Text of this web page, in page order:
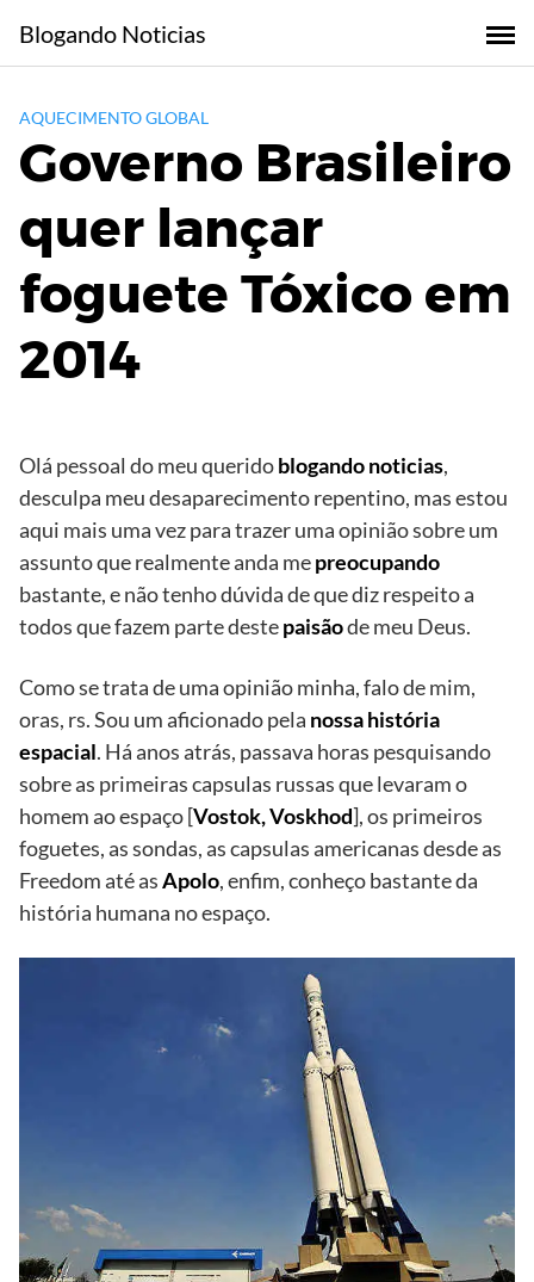
content
Blogando Noticias
AQUECIMENTO GLOBAL
Governo Brasileiro
quer lançar
foguete Tóxico em
2014
Olá pessoal do meu queridoblogando noticias,
desculpa meu desaparecimento repentino, mas estou
aqui mais uma vez para trazer uma opinião sobre um
assunto que realmente anda mepreocupando
bastante, e não tenho dúvida de que diz respeito a
todos que fazem parte destepaisãode meu Deus.
Como se trata de uma opinião minha, falo de mim,
oras, rs. Sou um aficionado pela nossa história
espacial. Há anos atrás, passava horas pesquisando
sobre as primeiras capsulas russas que levaram o
homem ao espaço [Vostok, Voskhod], os primeiros
foguetes, as sondas, as capsulas americanas desde as
Freedom até asApolo, enfim, conheço bastante da
história humana no espaço.